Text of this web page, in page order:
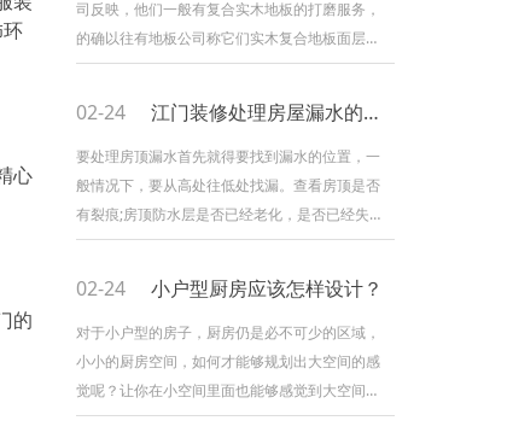
心
的
的装修就拔苗助长。比如说墙面挂太多相框或字
画、电视柜或博古架上摆放太多的饰品及陈列品
等，都会显得家里很
司反映，他们一般有复合实木地板的打磨服务，
的确以往有地板公司称它们实木复合地板面层的
实木有4mm厚，因此起码能够打磨一至两
木，所以能够打磨，那为何大家认为实木复合地
板不应打磨？又为什么不建议大家打磨呢？因为
如果需要打磨的话有很多考虑因素。 1. 考虑
打磨地板公司质素 实木复合地板只有面层的
实木成份适合打磨，所以需
02-24 江门装修处理房屋漏水的方法
要处理房顶漏水首先就得要找到漏水的位置，一
般情况下，要从高处往低处找漏。查看房顶是否
有裂痕;房顶防水层是否已经老化，是否已经失去
防水效果;防水卷材是否进入气泡，此外，还要查
需要水泥沙凿开成V字形，之后用防水材料刷，刷
完后需要再过一层水泥沙，注意面积要够大厚度
要够高。在水泥沙的边缘用界机界一条槽，这样
会粘得牢固。 如果不能找到漏水点，建议重
新做防水，做的时
02-24 小户型厨房应该怎样设计？
对于小户型的房子，厨房仍是必不可少的区域，
小小的厨房空间，如何才能够规划出大空间的感
觉呢？让你在小空间里面也能够感觉到大空间的
感觉。有了好心境，然后也就能够装修出美感的